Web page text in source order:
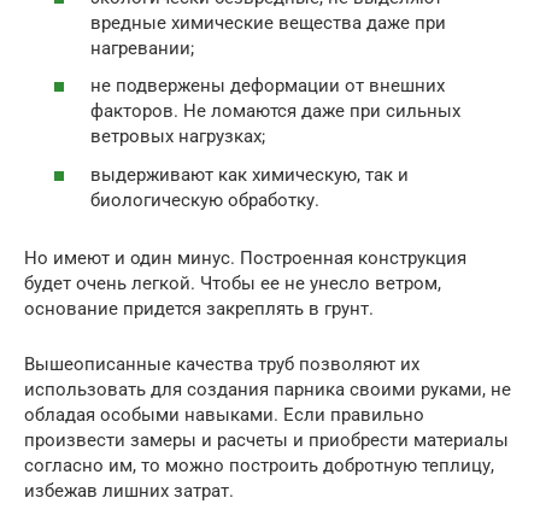
вредные химические вещества даже при
нагревании;
не подвержены деформации от внешних
факторов. Не ломаются даже при сильных
ветровых нагрузках;
выдерживают как химическую, так и
биологическую обработку.
Но имеют и один минус. Построенная конструкция
будет очень легкой. Чтобы ее не унесло ветром,
основание придется закреплять в грунт.
Вышеописанные качества труб позволяют их
использовать для создания парника своими руками, не
обладая особыми навыками. Если правильно
произвести замеры и расчеты и приобрести материалы
согласно им, то можно построить добротную теплицу,
избежав лишних затрат.